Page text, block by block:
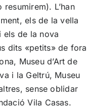
L’han
els de la vella
els de la nova
dits «petits» de fora
Museu d’Art de
i la Geltrú, Museu
sense oblidar
Vila Casas.